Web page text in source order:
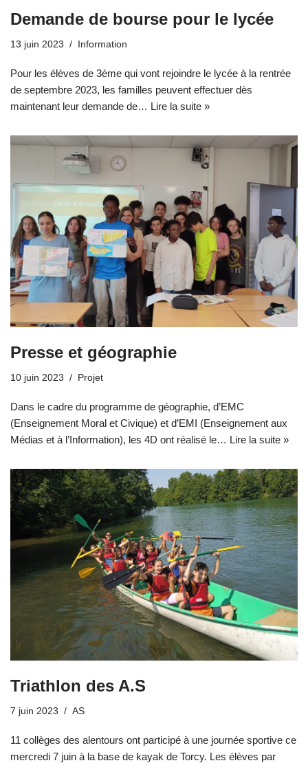
Demande de bourse pour le lycée
13 juin 2023 Information
Pour les élèves de 3ème qui vont rejoindre le lycée à la rentrée
de septembre 2023, les familles peuvent effectuer dès
maintenant leur demande de… Lire la suite »
Presse et géographie
10 juin 2023 Projet
Dans le cadre du programme de géographie, d’EMC
(Enseignement Moral et Civique) et d’EMI (Enseignement aux
Médias et à l’Information), les 4D ont réalisé le… Lire la suite »
Triathlon des A.S
7 juin 2023 AS
11 collèges des alentours ont participé à une journée sportive ce
mercredi 7 juin à la base de kayak de Torcy. Les élèves par